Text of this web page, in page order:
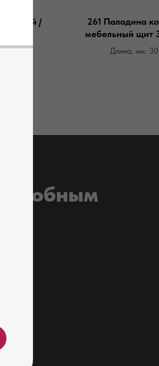
/
261 Паладина
мебельный щит
Длина, мм:
удобным